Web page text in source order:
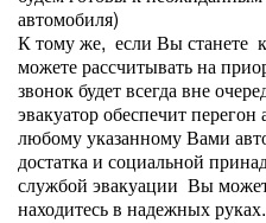
автомобиля)
К тому же, если Вы станете
можете рассчитывать на
звонок будет всегда вне
эвакуатор обеспечит
любому указанному Вами
достатка и социальной
службой эвакуации Вы
находитесь в надежных руках.